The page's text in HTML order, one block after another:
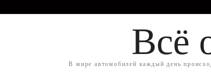
Всё
В мире автомобилей каждый день